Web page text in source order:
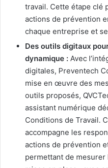
travail. Cette étape clé
actions de prévention
chaque entreprise et
Des outils digitaux
dynamique : Avec
digitales, Preventech
mise en œuvre des
outils proposés,
assistant numérique
Conditions de Travail.
accompagne les
actions de prévention
permettant de mesurer